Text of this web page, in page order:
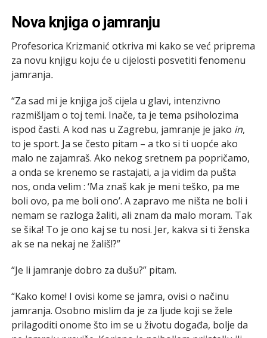
Nova knjiga o jamranju
Profesorica Krizmanić otkriva mi kako se već priprema
za novu knjigu koju će u cijelosti posvetiti fenomenu
jamranja.
“Za sad mi je knjiga još cijela u glavi, intenzivno
razmišljam o toj temi. Inače, ta je tema psiholozima
ispod časti. A kod nas u Zagrebu, jamranje je jako in,
to je sport. Ja se često pitam – a tko si ti uopće ako
malo ne zajamraš. Ako nekog sretnem pa popričamo,
a onda se krenemo se rastajati, a ja vidim da pušta
nos, onda velim : ‘Ma znaš kak je meni teško, pa me
boli ovo, pa me boli ono’. A zapravo me ništa ne boli i
nemam se razloga žaliti, ali znam da malo moram. Tak
se šika! To je ono kaj se tu nosi. Jer, kakva si ti ženska
ak se na nekaj ne žališ!?”
“Je li jamranje dobro za dušu?” pitam.
“Kako kome! I ovisi kome se jamra, ovisi o načinu
jamranja. Osobno mislim da je za ljude koji se žele
prilagoditi onome što im se u životu događa, bolje da